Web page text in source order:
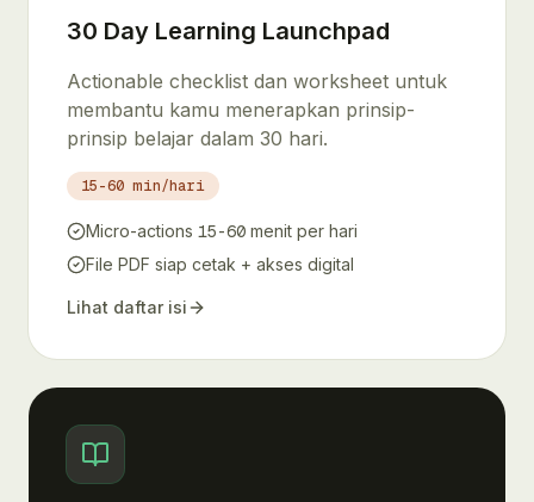
30 Day Learning Launchpad
Actionable checklist dan worksheet untuk
membantu kamu menerapkan prinsip-
prinsip belajar dalam 30 hari.
15-60 min/hari
Micro-actions 15-60 menit per hari
File PDF siap cetak + akses digital
Lihat daftar isi